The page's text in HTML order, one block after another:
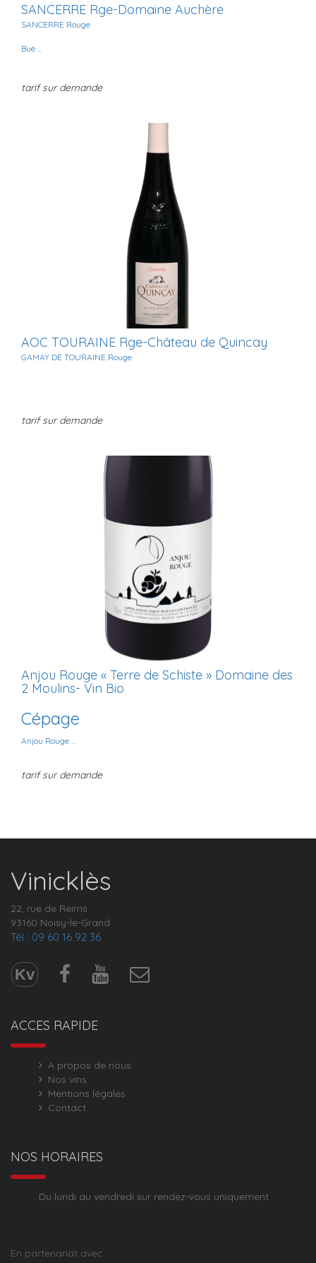
SANCERRE Rge-Domaine Auchère
SANCERRE Rouge
Bué ...
tarif sur demande
AOC TOURAINE Rge-Château de Quincay
GAMAY DE TOURAINE Rouge
tarif sur demande
Anjou Rouge « Terre de Schiste » Domaine des
2 Moulins- Vin Bio
Cépage
Anjou Rouge ...
tarif sur demande
Vinicklès
22, rue de Reims
93160 Noisy-le-Grand
Tél : 09 60 16 92 36
Kv
ACCES RAPIDE
A propos de nous
Nos vins
Mentions légales
Contact
NOS HORAIRES
Du lundi au vendredi sur rendez-vous uniquement
En partenariat avec